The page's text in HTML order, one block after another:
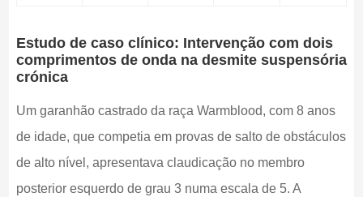
Estudo de caso clínico: Intervenção com dois
comprimentos de onda na desmite suspensória
crónica
Um garanhão castrado da raça Warmblood, com 8 anos
de idade, que competia em provas de salto de obstáculos
de alto nível, apresentava claudicação no membro
posterior esquerdo de grau 3 numa escala de 5. A